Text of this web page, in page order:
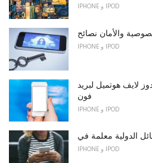
IPHONE و IPOD
والأمان نصائح
IPHONE و IPOD
لايف هوتميل لبريد
فون
IPHONE و IPOD
IPHONE و IPOD